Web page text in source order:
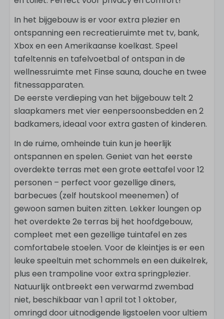
In het bijgebouw is er voor extra plezier en
ontspanning een recreatieruimte met tv, bank,
Xbox en een Amerikaanse koelkast. Speel
tafeltennis en tafelvoetbal of ontspan in de
wellnessruimte met Finse sauna, douche en twee
fitnessapparaten.
De eerste verdieping van het bijgebouw telt 2
slaapkamers met vier eenpersoonsbedden en 2
badkamers, ideaal voor extra gasten of kinderen.
In de ruime, omheinde tuin kun je heerlijk
ontspannen en spelen. Geniet van het eerste
overdekte terras met een grote eettafel voor 12
personen – perfect voor gezellige diners,
barbecues (zelf houtskool meenemen) of
gewoon samen buiten zitten. Lekker loungen op
het overdekte 2e terras bij het hoofdgebouw,
compleet met een gezellige tuintafel en zes
comfortabele stoelen. Voor de kleintjes is er een
leuke speeltuin met schommels en een duikelrek,
plus een trampoline voor extra springplezier.
Natuurlijk ontbreekt een verwarmd zwembad
niet, beschikbaar van 1 april tot 1 oktober,
omringd door uitnodigende ligstoelen voor ultiem